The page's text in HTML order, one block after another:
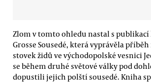
Zlom v tomto ohledu nastal s publikací
Grosse Sousedé, která vyprávěla
stovek židů ve východopolské vesnici
se během druhé světové války pod
dopustili jejich polští sousedé. Kniha